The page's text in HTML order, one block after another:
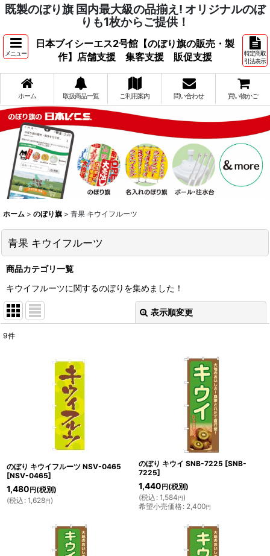
既製のぼり旗 国内最大級の品揃え! オリジナルのぼ
りも1枚からご提供！
メニュー
日本ブイシーエス2号館【のぼり旗の販売・製
作】店舗支援 集客支援 販促支援
特定商取
引法表示
ホーム 取扱商品一覧 ご利用案内 問い合わせ 買い物かご
ホーム > のぼり旗 > 青果 キウイフルーツ
青果 キウイフルーツ
商品カテゴリ一覧
キウイフルーツに関するのぼりを集めました！
表示順変更
9件
のぼり キウイフルーツ NSV-0465
[NSV-0465]
1,480 円 (税別)
(税込 : 1,628円)
のぼり キウイ SNB-7225 [SNB-
7225]
1,440 円 (税別)
(税込 : 1,584円)
希望小売価格: 2,400円